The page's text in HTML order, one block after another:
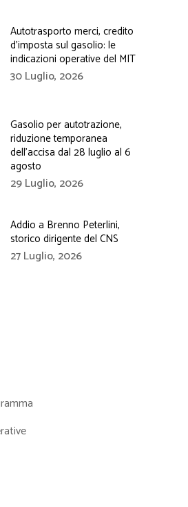
Autotrasporto merci, credito
d’imposta sul gasolio: le
indicazioni operative del MIT
30 Luglio, 2026
Gasolio per autotrazione,
riduzione temporanea
dell’accisa dal 28 luglio al 6
agosto
29 Luglio, 2026
Addio a Brenno Peterlini,
storico dirigente del CNS
27 Luglio, 2026